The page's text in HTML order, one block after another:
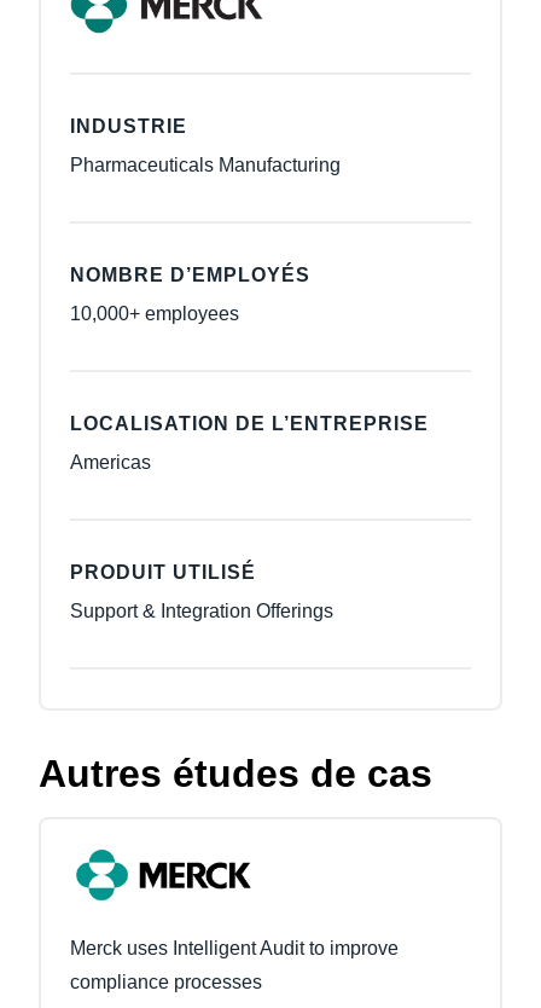
INDUSTRIE
Pharmaceuticals Manufacturing
NOMBRE D’EMPLOYÉS
10,000+ employees
LOCALISATION DE L’ENTREPRISE
Americas
PRODUIT UTILISÉ
Support & Integration Offerings
Autres études de cas
Merck uses Intelligent Audit to improve
compliance processes